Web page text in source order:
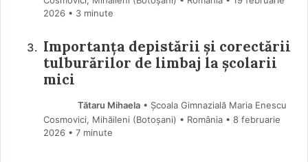
2026 • 3 minute
Importanța depistării și corectării
tulburărilor de limbaj la școlarii
mici
Tătaru Mihaela• Școala Gimnazială Maria Enescu
Cosmovici, Mihăileni (Botoşani) • România
8 februarie
2026 • 7 minute